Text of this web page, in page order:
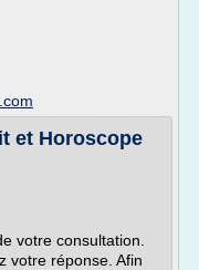
et Horoscope
votre consultation.
votre réponse. Afin